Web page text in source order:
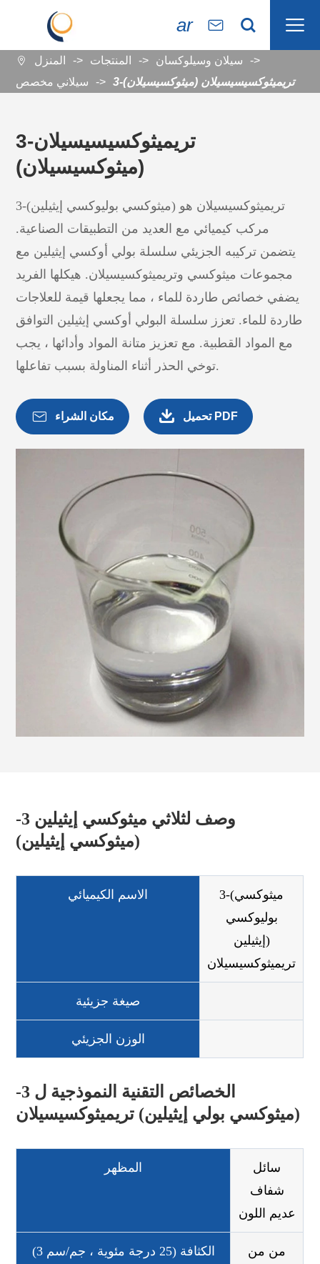
ar   
 المنزل المنتجات
سيلان وسيلوكسان
سيلاني مخصص
3-تريميثوكسيسيسيلان (ميثوكسيسيلان)
3-تريميثوكسيسيسيلان
(ميثوكسيسيلان)
3-(ميثوكسي بوليوكسي إيثيلين) تريميثوكسيسيلان هو
مركب كيميائي مع العديد من التطبيقات الصناعية.
يتضمن تركيبه الجزيئي سلسلة بولي أوكسي إيثيلين مع
مجموعات ميثوكسي وتريميثوكسيسيلان. هيكلها الفريد
يضفي خصائص طاردة للماء ، مما يجعلها قيمة للعلاجات
طاردة للماء. تعزز سلسلة البولي أوكسي إيثيلين التوافق
مع المواد القطبية. مع تعزيز متانة المواد وأدائها ، يجب
توخي الحذر أثناء المناولة بسبب تفاعلها.
 مكان الشراء  تحميل PDF
وصف لثلاثي ميثوكسي إيثيلين 3-
(ميثوكسي إيثيلين)
الاسم الكيميائي
3-(ميثوكسي
بوليوكسي
إيثيلين)
تريميثوكسيسيلان
صيغة جزيئية
الوزن الجزيئي
الخصائص التقنية النموذجية ل 3-
(ميثوكسي بولي إيثيلين) تريميثوكسيسيلان
المظهر
سائل
شفاف
عديم اللون
الكثافة (25 درجة مئوية ، جم/سم 3)
من من